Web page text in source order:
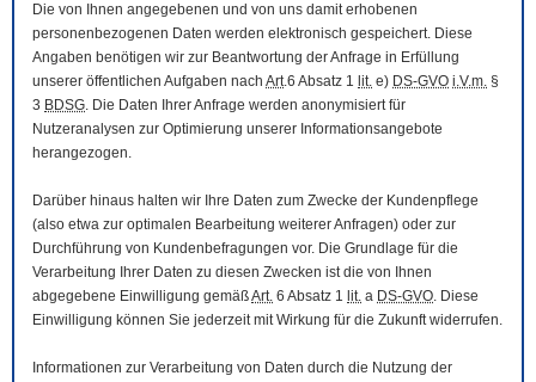
Die von Ihnen angegebenen und von uns damit erhobenen
personenbezogenen Daten werden elektronisch gespeichert. Diese
Angaben benötigen wir zur Beantwortung der Anfrage in Erfüllung
unserer öffentlichen Aufgaben nach Art.6 Absatz 1 lit. e) DS-GVO i.V.m. §
3 BDSG. Die Daten Ihrer Anfrage werden anonymisiert für
Nutzeranalysen zur Optimierung unserer Informationsangebote
herangezogen.
Darüber hinaus halten wir Ihre Daten zum Zwecke der Kundenpflege
(also etwa zur optimalen Bearbeitung weiterer Anfragen) oder zur
Durchführung von Kundenbefragungen vor. Die Grundlage für die
Verarbeitung Ihrer Daten zu diesen Zwecken ist die von Ihnen
abgegebene Einwilligung gemäßArt. 6 Absatz 1 lit. a DS-GVO. Diese
Einwilligung können Sie jederzeit mit Wirkung für die Zukunft widerrufen.
Informationen zur Verarbeitung von Daten durch die Nutzung der